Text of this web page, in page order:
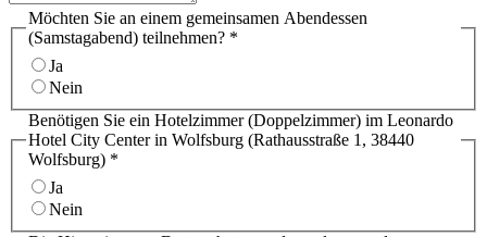
Möchten Sie an einem gemeinsamen Abendessen
(Samstagabend) teilnehmen? *
Ja
Nein
Benötigen Sie ein Hotelzimmer (Doppelzimmer) im Leonardo
Hotel City Center in Wolfsburg (Rathausstraße 1, 38440
Wolfsburg) *
Ja
Nein